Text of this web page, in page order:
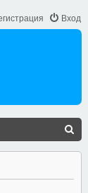
Вход